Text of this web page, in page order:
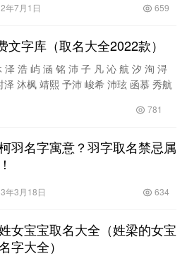
年7月1日 659
字库（取名大全2022款）
浩 屿 涵 铭 沛 子 凡 沁 航 汐 洵 浔
沐枫 靖熙 予沛 峻希 沛玹 函慕 秀航
781
羽名字寓意？羽字取名禁忌属
年3月18日 634
女宝宝取名大全（姓梁的女宝
字大全）